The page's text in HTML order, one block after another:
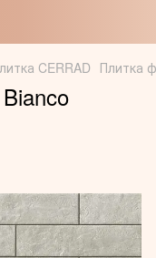
CERRAD Плитка